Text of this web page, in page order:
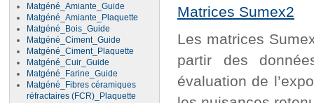
Matgéné_Amiante_Guide
Matgéné_Amiante_Plaquette
Matgéné_Bois_Guide
Matgéné_Ciment_Guide
Matgéné_Ciment_Plaquette
Matgéné_Cuir_Guide
Matgéné_Farine_Guide
Matgéné_Fibres céramiques
réfractaires (FCR)_Plaquette
Matrices Sumex2
Les matrices
partir des
évaluation de